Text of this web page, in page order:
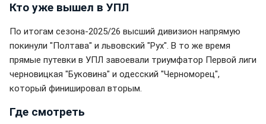
Кто уже вышел в УПЛ
По итогам сезона-2025/26 высший дивизион напрямую
покинули "Полтава" и львовский "Рух". В то же время
прямые путевки в УПЛ завоевали триумфатор Первой лиги
черновицкая "Буковина" и одесский "Черноморец",
который финишировал вторым.
Где смотреть